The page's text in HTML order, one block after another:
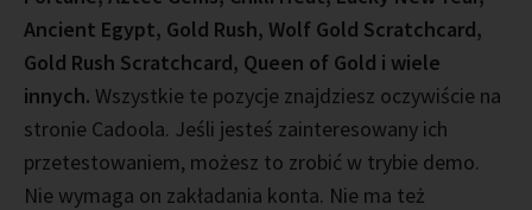
Ancient Egypt, Gold Rush, Wolf Gold Scratchcard,
Gold Rush Scratchcard, Queen of Gold i wiele
innych. Wszystkie te pozycje znajdziesz oczywiście na
stronie Cadoola. Jeśli jesteś zainteresowany ich
przetestowaniem, możesz to zrobić w trybie demo.
Nie wymaga on zakładania konta. Nie ma też